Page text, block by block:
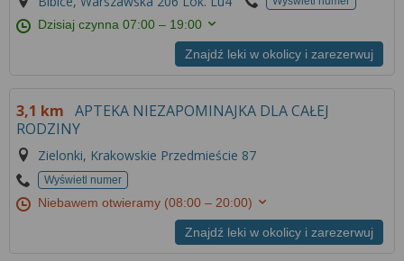
Dzisiaj czynna07:00 – 19:00
Znajdź leki w okolicy i zarezerwuj
3,1 km APTEKA NIEZAPOMINAJKA DLA CAŁEJ
RODZINY
Zielonki, Krakowskie Przedmieście 87
Wyświetl numer
Niebawem otwieramy (08:00 – 20:00)
Znajdź leki w okolicy i zarezerwuj
Więcej informacji na temat wykorzystywania
narzędzi zewnętrznych w naszym serwisie
Regulaminie Serwisu.